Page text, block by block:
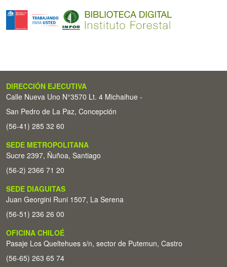
DIRECCIÓN EJECUTIVA
Calle Nueva Uno N°3570 Lt. 4 Michaihue -
San Pedro de La Paz, Concepción
(56-41) 285 32 60
SEDE METROPOLITANA
Sucre 2397, Ñuñoa, Santiago
(56-2) 2366 71 20
SEDE DIAGUITAS
Juan Georgini Runi 1507, La Serena
(56-51) 236 26 00
OFICINA CHILOÉ
Pasaje Los Queltehues s/n, sector de Putemun, Castro
(56-65) 263 65 74